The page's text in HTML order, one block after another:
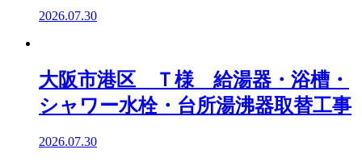
2026.07.30
大阪市港区 Ｔ様 給湯器・浴槽・
シャワー水栓・台所湯沸器取替工事
2026.07.30